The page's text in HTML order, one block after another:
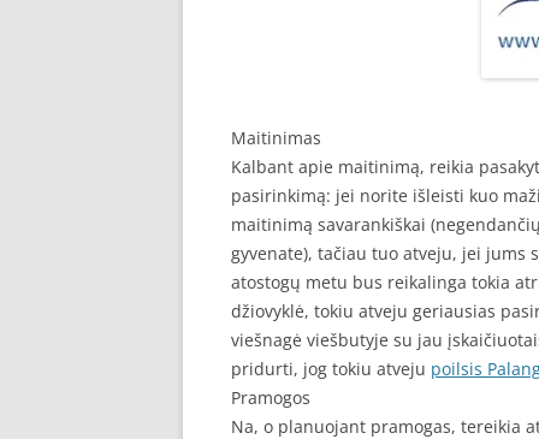
Maitinimas
Kalbant apie maitinimą, reikia
pasirinkimą: jei norite išleisti kuo
maitinimą savarankiškai
gyvenate), tačiau tuo atveju, jei
atostogų metu bus reikalinga tokia
džiovyklė, tokiu atveju geriausias
viešnagė viešbutyje su jau
pridurti, jog tokiu atveju poilsis
Pramogos
Na, o planuojant pramogas, tereikia